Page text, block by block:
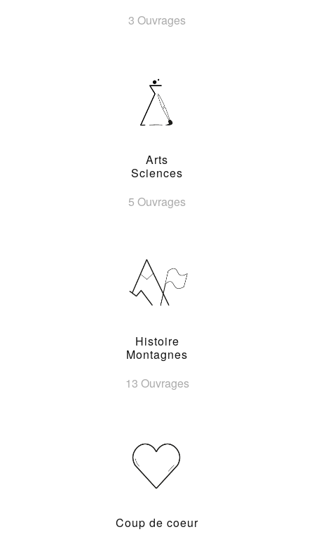
3 Ouvrages
Arts
Sciences
5 Ouvrages
Histoire
Montagnes
13 Ouvrages
Coup de coeur